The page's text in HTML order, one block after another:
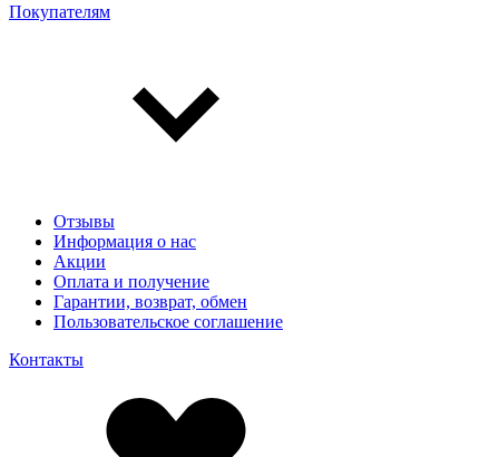
Покупателям
Отзывы
Информация о нас
Акции
Оплата и получение
Гарантии, возврат, обмен
Пользовательское соглашение
Контакты